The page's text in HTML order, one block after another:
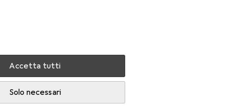
Accetta tutti
Solo necessari